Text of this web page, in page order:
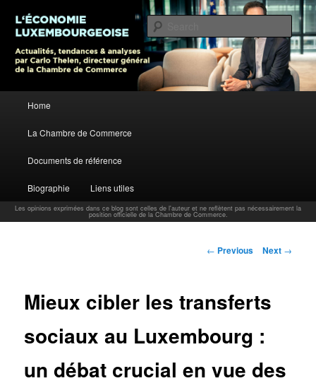
Carlo Thelen Blog
L’économie luxembourgeoise : Actualités, tendances et analyses par Carlo
Thelen, Directeur Général, Chambre de Commerce
Skip to primary content
Home
La Chambre de Commerce
Documents de référence
Biographie Liens utiles
Les opinions exprimées dans ce blog sont celles de l'auteur et ne reflètent pas nécessairement la
position officielle de la Chambre de Commerce.
Post navigation
← Previous Next →
Mieux cibler les transferts
sociaux au Luxembourg :
un débat crucial en vue des